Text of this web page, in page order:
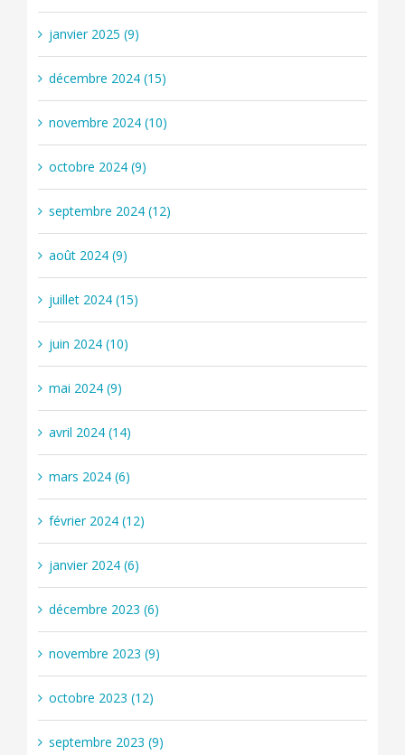
janvier 2025 (9)
décembre 2024 (15)
novembre 2024 (10)
octobre 2024 (9)
septembre 2024 (12)
août 2024 (9)
juillet 2024 (15)
juin 2024 (10)
mai 2024 (9)
avril 2024 (14)
mars 2024 (6)
février 2024 (12)
janvier 2024 (6)
décembre 2023 (6)
novembre 2023 (9)
octobre 2023 (12)
septembre 2023 (9)